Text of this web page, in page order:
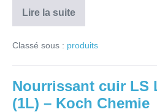
Lire la suite
Classé sous : produits
Nourrissant cuir LS
(1L) – Koch Chemie